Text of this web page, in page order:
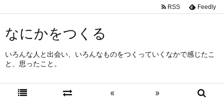
なにかをつくる
いろんな人と出会い、いろんなものをつくっていくなかで感じたこ
と、思ったこと。
« »
RSS Feedly